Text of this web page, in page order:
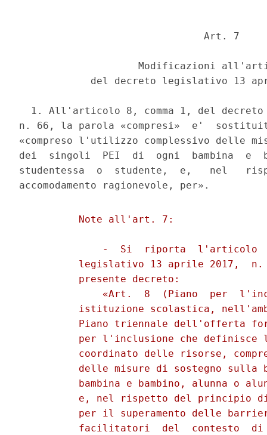
                               Art. 7
Modificazioni
del decreto legislativo 13
1. All'articolo 8, comma 1, del
n. 66, la parola «compresi»  e'
«compreso l'utilizzo complessivo delle
dei  singoli  PEI  di  ogni  bambina  e
studentessa  o  studente,  e,   nel
          Note all'art. 7:
-  Si  riporta  l'articolo
legislativo 13 aprile 2017,
          presente decreto:
«Art.  8  (Piano  per
istituzione scolastica,
Piano triennale dell'offerta
per l'inclusione che definisce
coordinato delle risorse,
delle misure di sostegno sulla
bambina e bambino, alunna o
e, nel rispetto del principio
per il superamento delle
facilitatori  del  contesto